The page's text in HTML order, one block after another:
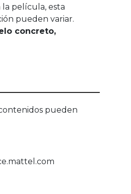
película, esta
pueden variar.
concreto,
pueden